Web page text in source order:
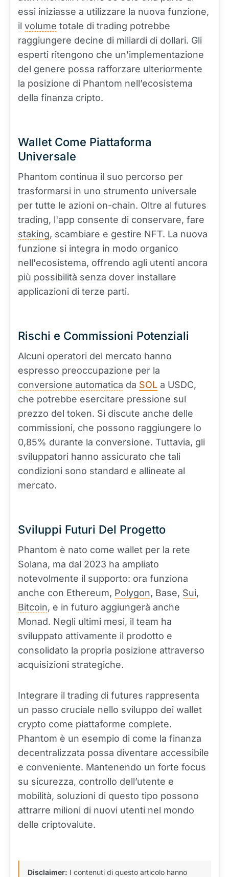
essi iniziasse a utilizzare la nuova funzione,
il volume totale di trading potrebbe
raggiungere decine di miliardi di dollari. Gli
esperti ritengono che un’implementazione
del genere possa rafforzare ulteriormente
la posizione di Phantom nell’ecosistema
della finanza cripto.
Wallet Come Piattaforma
Universale
Phantom continua il suo percorso per
trasformarsi in uno strumento universale
per tutte le azioni on-chain. Oltre al futures
trading, l'app consente di conservare, fare
staking, scambiare e gestire NFT. La nuova
funzione si integra in modo organico
nell'ecosistema, offrendo agli utenti ancora
più possibilità senza dover installare
applicazioni di terze parti.
Rischi e Commissioni Potenziali
Alcuni operatori del mercato hanno
espresso preoccupazione per la
conversione automatica da SOL a USDC,
che potrebbe esercitare pressione sul
prezzo del token. Si discute anche delle
commissioni, che possono raggiungere lo
0,85% durante la conversione. Tuttavia, gli
sviluppatori hanno assicurato che tali
condizioni sono standard e allineate al
mercato.
Sviluppi Futuri Del Progetto
Phantom è nato come wallet per la rete
Solana, ma dal 2023 ha ampliato
notevolmente il supporto: ora funziona
anche con Ethereum, Polygon, Base, Sui,
Bitcoin, e in futuro aggiungerà anche
Monad. Negli ultimi mesi, il team ha
sviluppato attivamente il prodotto e
consolidato la propria posizione attraverso
acquisizioni strategiche.
Integrare il trading di futures rappresenta
un passo cruciale nello sviluppo dei wallet
crypto come piattaforme complete.
Phantom è un esempio di come la finanza
decentralizzata possa diventare accessibile
e conveniente. Mantenendo un forte focus
su sicurezza, controllo dell’utente e
mobilità, soluzioni di questo tipo possono
attrarre milioni di nuovi utenti nel mondo
delle criptovalute.
Disclaimer: I contenuti di questo articolo hanno